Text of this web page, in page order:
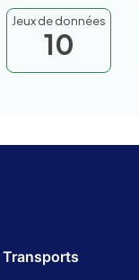
Jeux de données
10